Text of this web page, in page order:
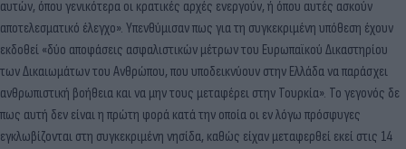
αυτών, όπου γενικότερα οι κρατικές αρχές ενεργούν, ή όπου αυτές ασκούν
αποτελεσματικό έλεγχο». Υπενθύμισαν πως για τη συγκεκριμένη υπόθεση έχουν
εκδοθεί «δύο αποφάσεις ασφαλιστικών μέτρων του Ευρωπαϊκού Δικαστηρίου
των Δικαιωμάτων του Ανθρώπου, που υποδεικνύουν στην Ελλάδα να παράσχει
ανθρωπιστική βοήθεια και να μην τους μεταφέρει στην Τουρκία». Το γεγονός δε
πως αυτή δεν είναι η πρώτη φορά κατά την οποία οι εν λόγω πρόσφυγες
εγκλωβίζονται στη συγκεκριμένη νησίδα, καθώς είχαν μεταφερθεί εκεί στις 14